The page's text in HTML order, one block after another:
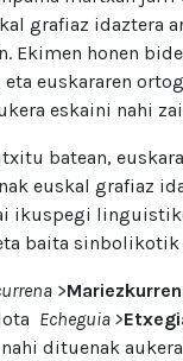
grafiaz idaztera
Ekimen honen
euskararen
eskaini nahi
batean,
euskal grafiaz
ikuspegi
baita sinbolikotik
>
Echeguia >
dituenak